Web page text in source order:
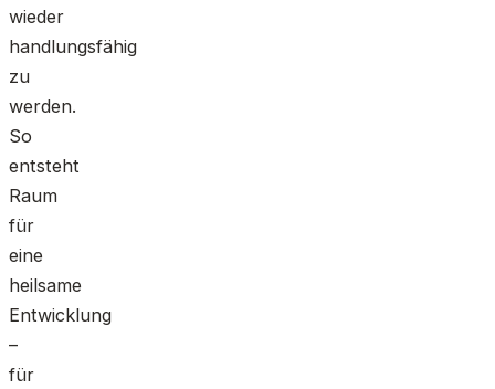
wieder
handlungsfähig
zu
werden.
So
entsteht
Raum
für
eine
heilsame
Entwicklung
–
für